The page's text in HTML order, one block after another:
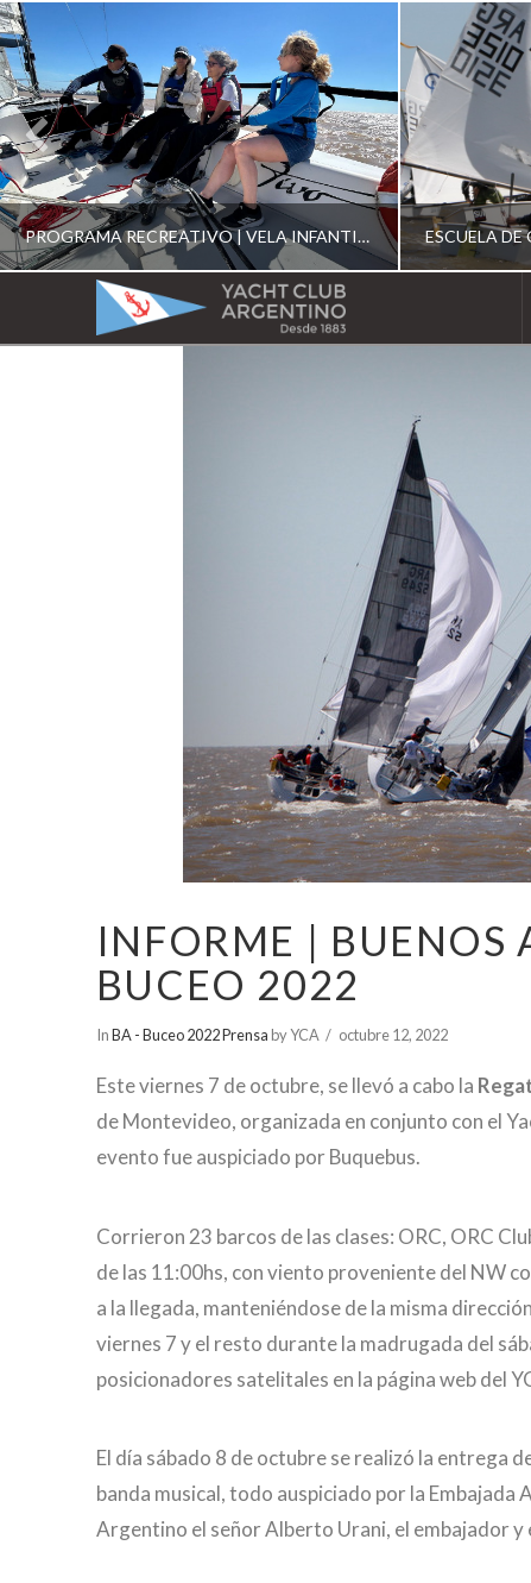
PROGRAMA RECREATIVO | VELA INFANTIL, JUVENIL Y DE CRUCERO 2026
YACHT
ARGENTINO
INFORME | BUENOS
BUCEO 2022
InBA - Buceo 2022 Prensa by YCA octubre 12, 2022
Este viernes 7 de octubre, se llevó a cabo la
de Montevideo, organizada en conjunto con el
evento fue auspiciado por Buquebus.
Corrieron 23 barcos de las clases: ORC, ORC
de las 11:00hs, con viento proveniente del NW
a la llegada, manteniéndose de la misma
viernes 7 y el resto durante la madrugada del
posicionadores satelitales en la página web del
El día sábado 8 de octubre se realizó la entrega
banda musical, todo auspiciado por la
Argentino el señor Alberto Urani, el embajador